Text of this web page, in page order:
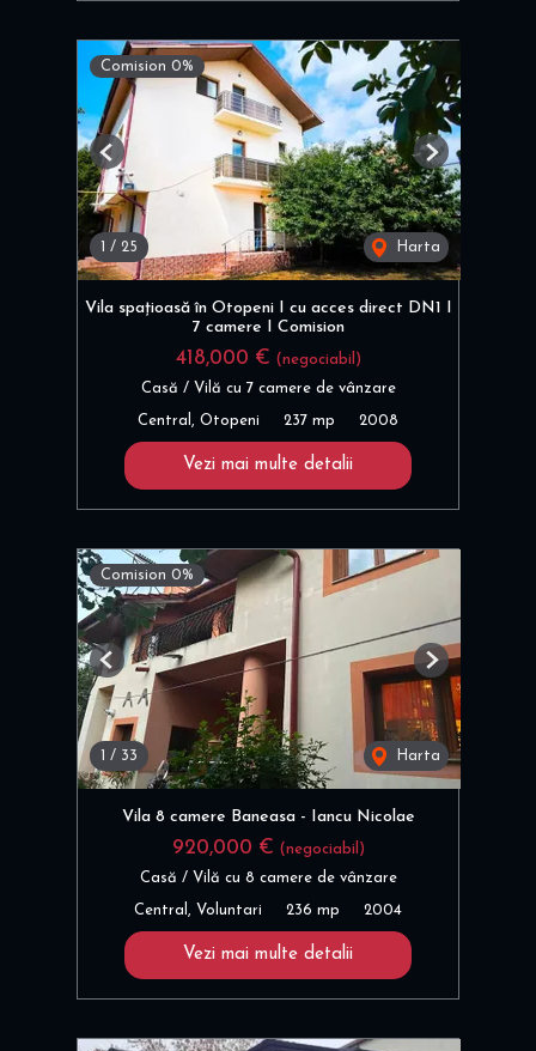
Comision 0%
1 / 25 Harta
Previous Next
Vila spațioasă în Otopeni I cu acces direct DN1 I
7 camere I Comision
418,000 € (negociabil)
Casă / Vilă cu 7 camere de vânzare
Central, Otopeni 237 mp 2008
Vezi mai multe detalii
Comision 0%
1 / 33 Harta
Previous Next
Vila 8 camere Baneasa - Iancu Nicolae
920,000 € (negociabil)
Casă / Vilă cu 8 camere de vânzare
Central, Voluntari 236 mp 2004
Vezi mai multe detalii